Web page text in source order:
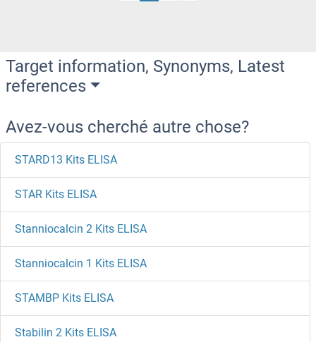
Target information, Synonyms, Latest
references
Avez-vous cherché autre chose?
STARD13 Kits ELISA
STAR Kits ELISA
Stanniocalcin 2 Kits ELISA
Stanniocalcin 1 Kits ELISA
STAMBP Kits ELISA
Stabilin 2 Kits ELISA